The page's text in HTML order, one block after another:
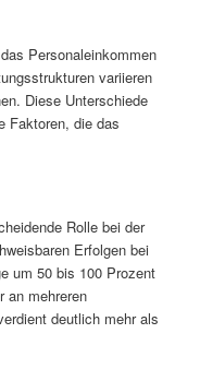
Personaleinkommen
variieren
Diese Unterschiede
Faktoren, die das
Rolle bei der
Erfolgen bei
um 50 bis 100 Prozent
an mehreren
deutlich mehr als